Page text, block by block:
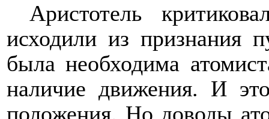
Аристотель
исходили из признания
была необходима
наличие движения. И
положения. Но доводы